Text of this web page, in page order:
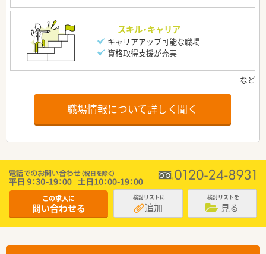
スキル・キャリア
キャリアアップ可能な職場
資格取得支援が充実
職場情報について詳しく聞く
この求人に
問い合わせる
検討リストに
追加
検討リストを
見る